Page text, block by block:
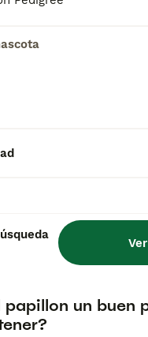
frecuentes
cuestan los
del criador y la
bienestar de los
siempre es la
papillon un buen